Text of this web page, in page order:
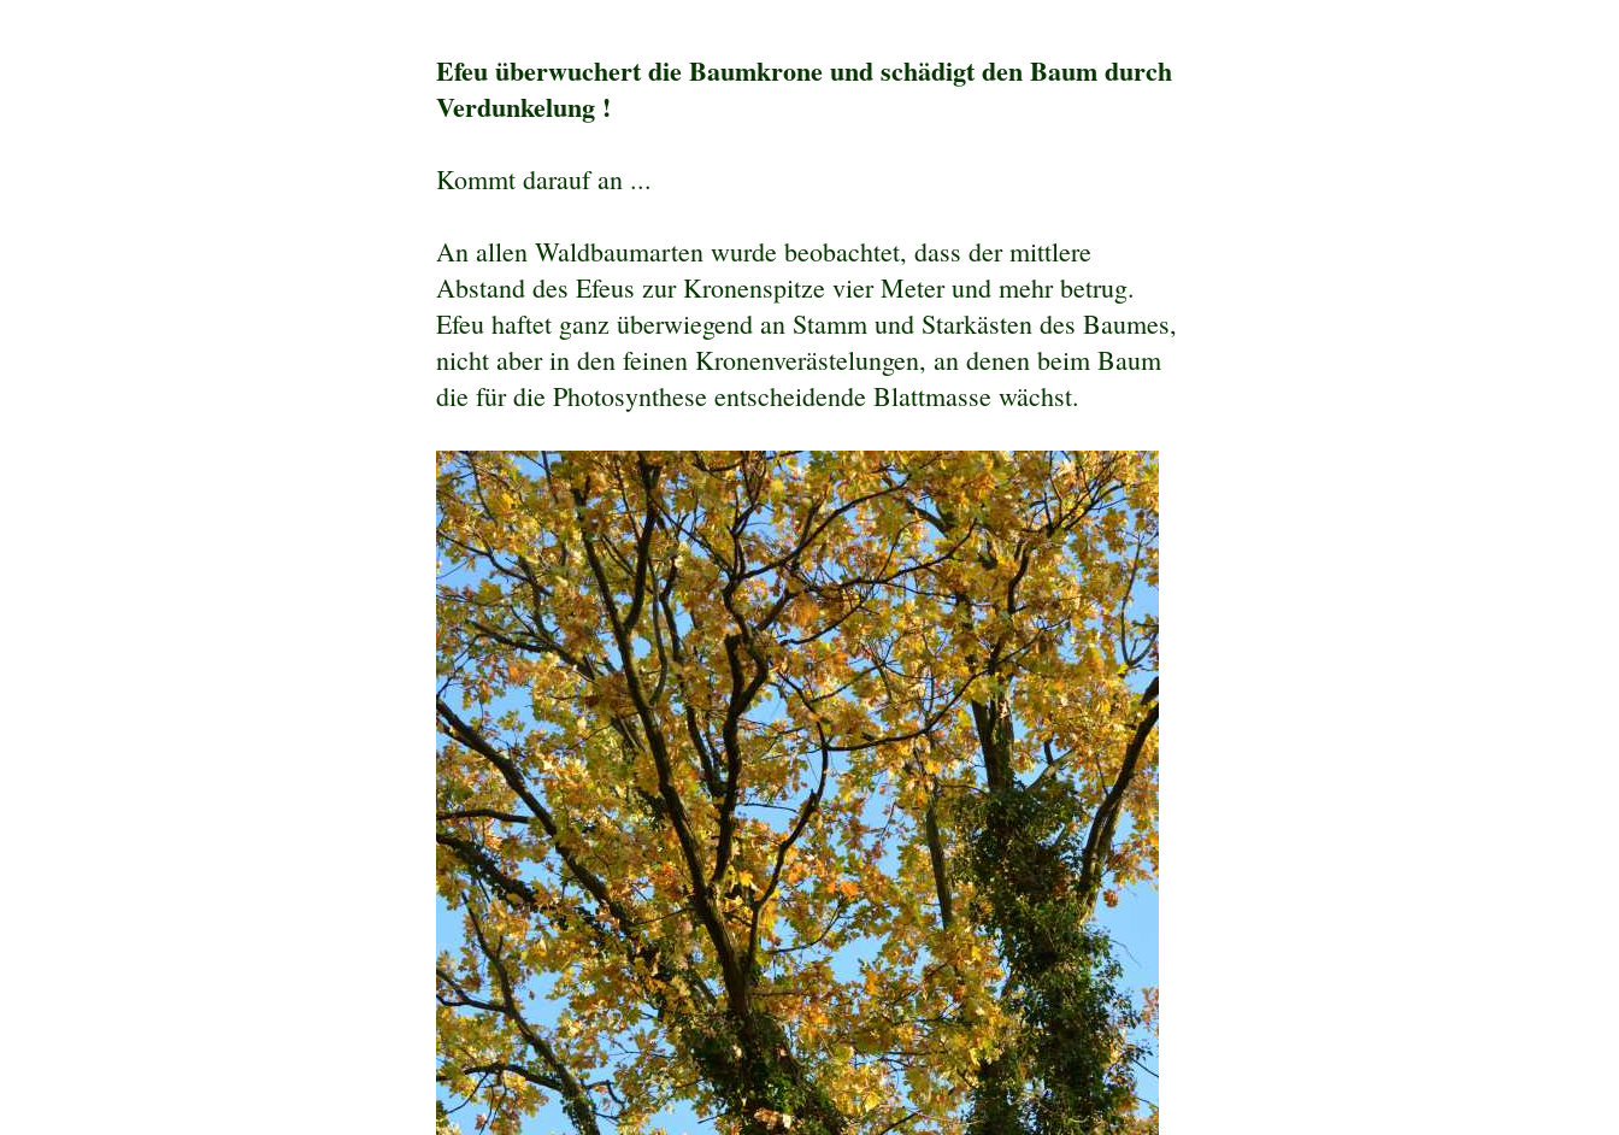
Efeu überwuchert die Baumkrone und schädigt den Baum durch
Verdunkelung !
Kommt darauf an ...
An allen Waldbaumarten wurde beobachtet, dass der mittlere
Abstand des Efeus zur Kronenspitze vier Meter und mehr betrug.
Efeu haftet ganz überwiegend an Stamm und Starkästen des Baumes,
nicht aber in den feinen Kronenverästelungen, an denen beim Baum
die für die Photosynthese entscheidende Blattmasse wächst.